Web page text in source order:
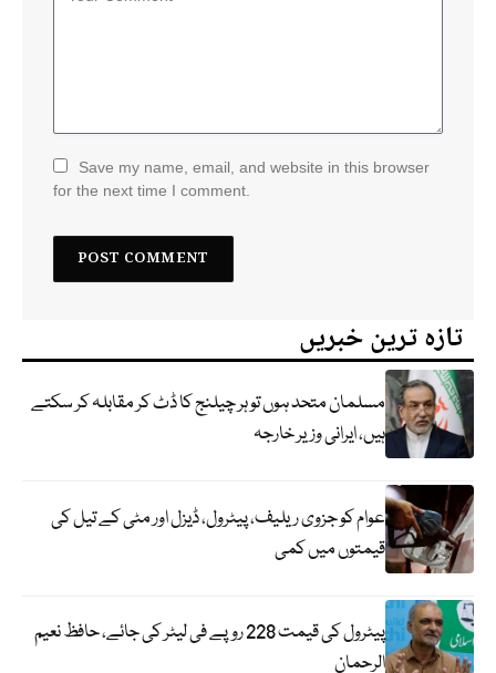
Save my name, email, and website in this browser
for the next time I comment.
تازہ ترین خبریں
مسلمان متحد ہوں تو ہر چیلنج کا ڈٹ کر مقابلہ کر سکتے
ہیں، ایرانی وزیر خارجہ
عوام کو جزوی ریلیف، پیٹرول، ڈیزل اور مٹی کے تیل کی
قیمتوں میں کمی
پیٹرول کی قیمت 228 روپے فی لیٹر کی جائے، حافظ نعیم
الرحمان